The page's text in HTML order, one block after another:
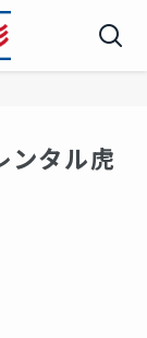
ンタル虎